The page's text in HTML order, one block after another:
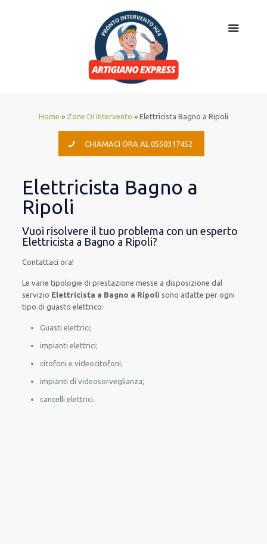
Home » Zone Di Intervento » Elettricista Bagno a Ripoli
CHIAMACI ORA AL 0550317452
Elettricista Bagno a
Ripoli
Vuoi risolvere il tuo problema con un esperto
Elettricista a Bagno a Ripoli?
Contattaci ora!
Levarie tipologie diprestazione messe a disposizione dal
servizio Elettricista a Bagno a Ripoli sono adatte perogni
tipo di guasto elettrico:
Guasti elettrici;
impianti elettrici;
citofoni e videocitofoni;
impianti di videosorveglianza;
cancelli elettrici.